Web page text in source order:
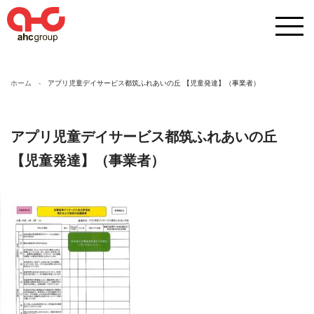
ホーム アプリ児童デイサービス都筑ふれあいの丘 【児童発達】（事業者）
アプリ児童デイサービス都筑ふれあいの丘
【児童発達】（事業者）